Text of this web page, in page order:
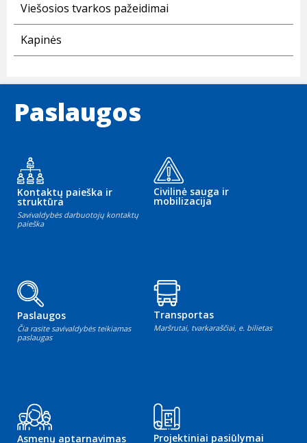
Viešosios tvarkos pažeidimai
Kapinės
Paslaugos
Kontaktų paieška ir
struktūra
Savivaldybės darbuotojų kontaktų
paieška
Civilinė sauga ir
mobilizacija
Paslaugos
Čia rasite savivaldybės teikiamas
paslaugas
Transportas
Maršrutai, tvarkaraščiai, e. bilietas
Asmenų aptarnavimas Projektiniai pasiūlymai